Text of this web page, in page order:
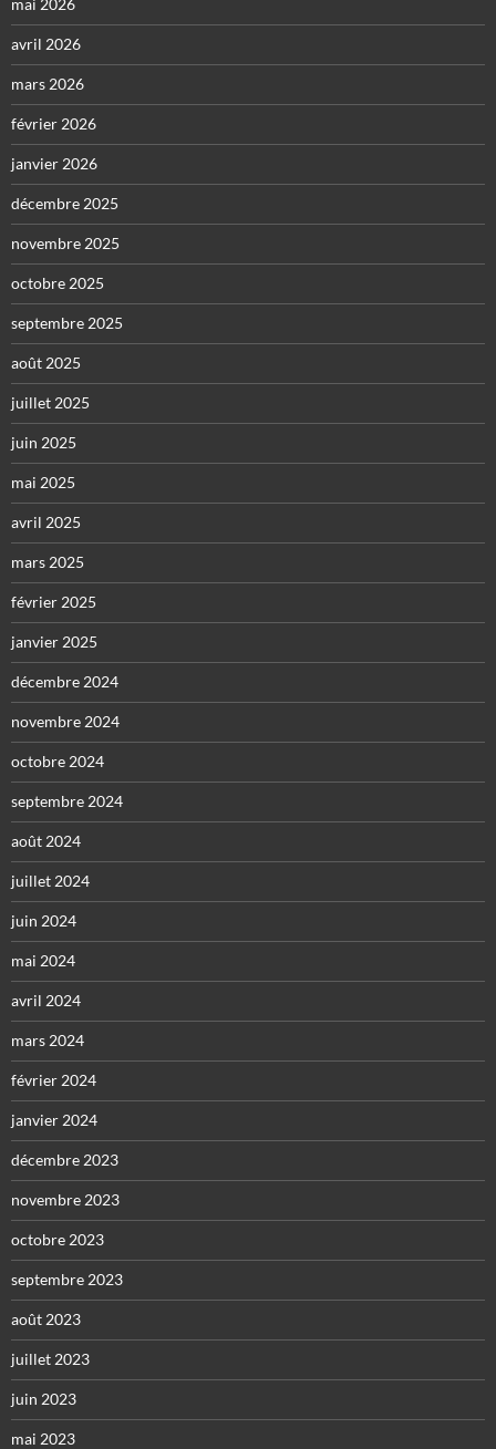
avril 2026
mars 2026
février 2026
janvier 2026
décembre 2025
novembre 2025
octobre 2025
septembre 2025
août 2025
juillet 2025
juin 2025
mai 2025
avril 2025
mars 2025
février 2025
janvier 2025
décembre 2024
novembre 2024
octobre 2024
septembre 2024
août 2024
juillet 2024
juin 2024
mai 2024
avril 2024
mars 2024
février 2024
janvier 2024
décembre 2023
novembre 2023
octobre 2023
septembre 2023
août 2023
juillet 2023
juin 2023
mai 2023